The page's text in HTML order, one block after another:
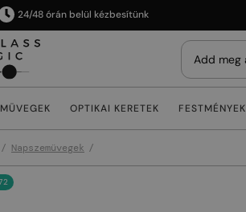
48 órán belül kézbesítünk
OPTIKAI KERETEK FESTMÉNYEK
Napszemüvegek